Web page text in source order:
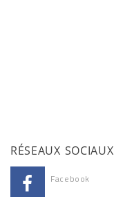
RÉSEAUX SOCIAUX
Facebook